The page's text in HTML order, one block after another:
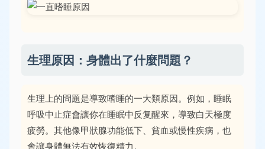
生理原因：身體出了什麼問題？
生理上的問題是導致嗜睡的一大類原因。例如，睡眠
呼吸中止症會讓你在睡眠中反复醒來，導致白天極度
疲勞。其他像甲狀腺功能低下、貧血或慢性疾病，也
會讓身體無法有效恢復精力。